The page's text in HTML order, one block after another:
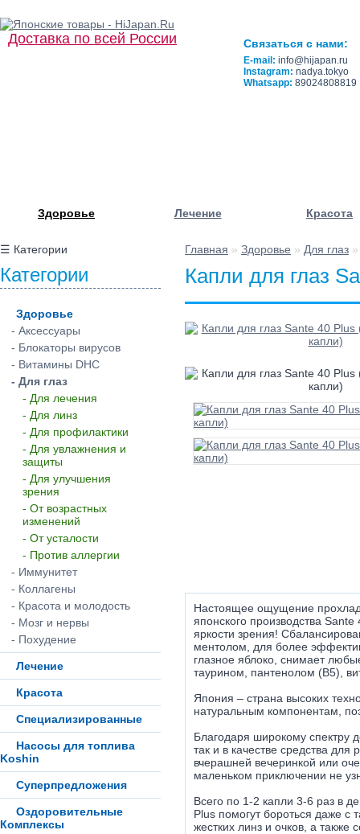
Доставка по всей России Связаться с нами:
E-mail: info@hijapan.ru
Instagram: nadya.tokyo
Whatsapp: 89024808819
Здоровье Лечение Красота
☰ Категории
Категории
Здоровье
- Аксессуары
- Блокаторы вирусов
- Витамины DHC
- Для глаз
- Для лечения
- Для линз
- Для профилактики
- Для увлажнения и
защиты
- Для улучшения
зрения
- От возрастных
изменений
- От усталости
- Против аллергии
- Иммунитет
- Коллагены
- Красота и молодость
- Мозг и нервы
- Похудение
Лечение
Красота
Специализированные
Насосы для топлива
Koshin
Суперпредложения
Оздоровительные
Комплексы
Главная » Здоровье » Для глаз
Капли для глаз
Настоящее ощущение
японского производства
яркости зрения!
ментолом, для более
глазное яблоко, снимает
таурином, пантенолом (B5),
Япония – страна высоких
натуральным компонентам,
Благодаря широкому спектру
так и в качестве средства
вчерашней вечеринкой или
маленьком приключении не
Всего по 1-2 капли 3-6 раз в
Plus помогут бороться даже
жестких линз и очков, а